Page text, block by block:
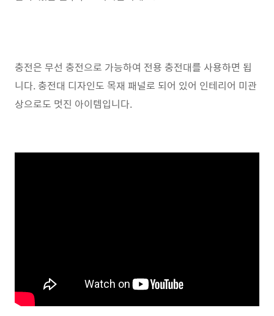
충전은 무선 충전으로 가능하여 전용 충전대를 사용하면 됩
니다. 충전대 디자인도 목재 패널로 되어 있어 인테리어 미관
상으로도 멋진 아이템입니다.